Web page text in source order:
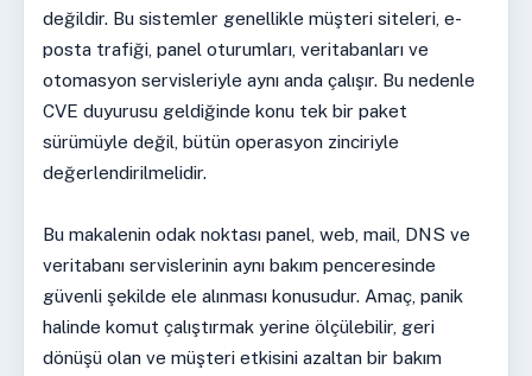
değildir. Bu sistemler genellikle müşteri siteleri, e-
posta trafiği, panel oturumları, veritabanları ve
otomasyon servisleriyle aynı anda çalışır. Bu nedenle
CVE duyurusu geldiğinde konu tek bir paket
sürümüyle değil, bütün operasyon zinciriyle
değerlendirilmelidir.
Bu makalenin odak noktası panel, web, mail, DNS ve
veritabanı servislerinin aynı bakım penceresinde
güvenli şekilde ele alınması konusudur. Amaç, panik
halinde komut çalıştırmak yerine ölçülebilir, geri
dönüşü olan ve müşteri etkisini azaltan bir bakım